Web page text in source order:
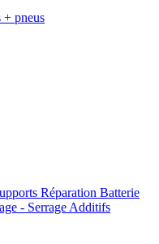
+ pneus
Réparation Batterie
- Serrage Additifs